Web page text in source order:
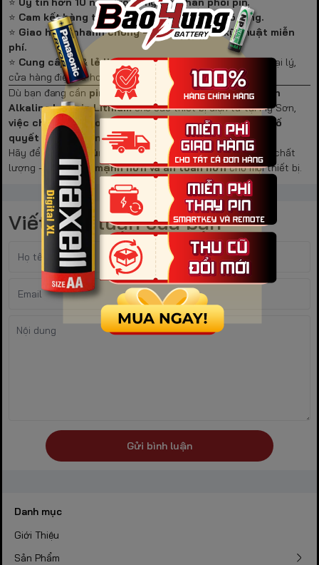
⭐ Cam kết hàng thật – giá tốt – bảo hành rõ ràng.
⭐ Giao hàng nhanh chóng – hỗ trợ tư vấn kỹ thuật miễn
phí.
⭐ Cung cấp sỉ & lẻ linh hoạt, phù hợp cho hộ gia đình, đại lý,
cửa hàng điện tử hoặc doanh nghiệp cần pin số lượng lớn.
Dù bạn đang cần pin đồng hồ, pin cảm biến, pin sạc, pin
Alkaline hay pin Lithiumcho các thiết bị điện tử tại Mỹ Sơn,
việc chọn đúng nơi cung cấp pin chính hãng là yếu tố
quyết định độ bền và an toàn
Hãy đểPin Bảo Hùng
giúp bạn yên tâm với từng viên pin chất
lượng –
bền hơn, mạnh hơn và an toàn hơncho mọi thiết bị.
Viết bình luận của bạn
Gửi bình luận
Danh mục
Giới Thiệu
Sản Phẩm